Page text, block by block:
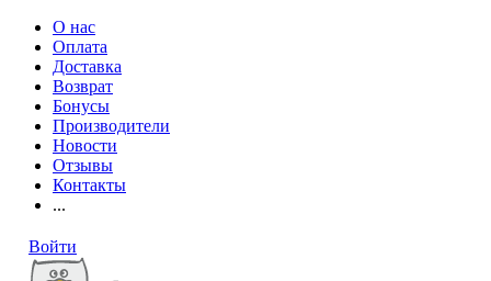
О нас
Оплата
Доставка
Возврат
Бонусы
Производители
Новости
Отзывы
Контакты
...
Войти